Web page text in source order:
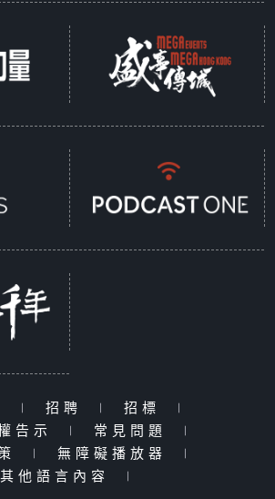
| 招聘 | 招標
|
告示
| 常見問題
|
| 無障礙播放器
|
其他語言內容
|